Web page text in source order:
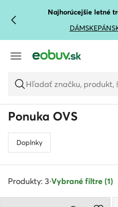
PREJSŤ NA HLAVNÝ OBSAH
PREJSŤ NA VYHĽADÁVANIE
Najhorúcejšie letné
DÁMSKE
Hľadať značku, produkt,
Ponuka OVS
Doplnky
Produkty: 3·Vybrané filtre (1)